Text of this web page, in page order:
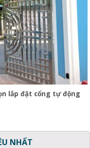
lắp đặt cổng tự động
NHẤT